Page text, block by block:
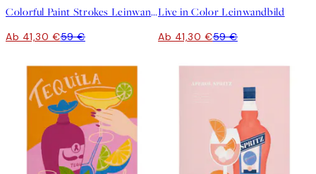
Colorful Paint Strokes Leinwandbild
Ab 41,30 €59 €
Live in Color Leinwandbild
Ab 41,30 €59 €